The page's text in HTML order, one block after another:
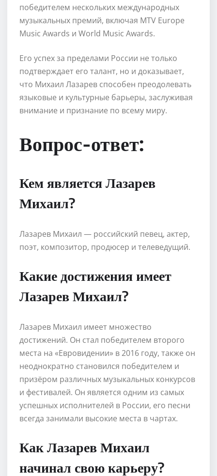
победителем нескольких международных
музыкальных премий, включая MTV Europe
Music Awards и World Music Awards.
Его успех за пределами России не только
подтверждает его талант, но и доказывает,
что Михаил Лазарев способен преодолевать
языковые и культурные барьеры, заслуживая
внимание и признание по всему миру.
Вопрос-ответ:
Кем является Лазарев
Михаил?
Лазарев Михаил — российский певец, актер,
поэт, композитор, продюсер и телеведущий.
Какие достижения имеет
Лазарев Михаил?
Лазарев Михаил имеет множество
достижений. Он стал победителем второго
места на «Евровидении» в 2016 году, также он
неоднократно становился победителем и
призёром различных музыкальных конкурсов
и фестивалей. Он является одним из самых
успешных исполнителей в России, его песни
всегда занимали высокие места в чартах.
Как Лазарев Михаил
начинал свою карьеру?